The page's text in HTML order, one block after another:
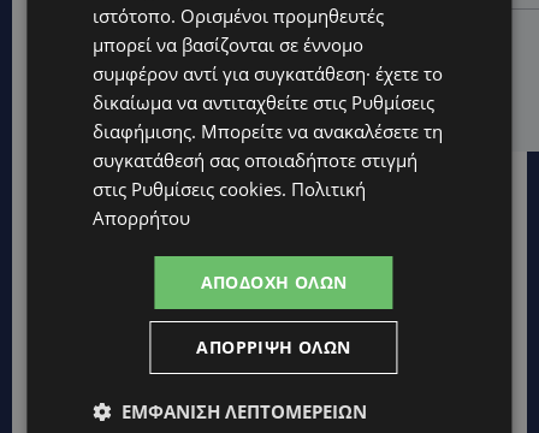
ΚΑΤΟΙΚΙΔΙΑ
ΠΑΓΚΟΣΜΙΑ ΗΜΕΡΑ ΓΑΤΑΣ: Χιλιάδες στην Κύπρο,
καθεμία μοναδική – Το χαδιάρικο τετράποδο με τη
ματιά που λιώνει καρδιές
ιστότοπο. Ορισμένοι προμηθευτές
μπορεί να βασίζονται σε έννομο
συμφέρον αντί για συγκατάθεση· έχετε το
δικαίωμα να αντιταχθείτε στις Ρυθμίσεις
διαφήμισης. Μπορείτε να ανακαλέσετε τη
συγκατάθεσή σας οποιαδήποτε στιγμή
στις Ρυθμίσεις cookies. Πολιτική
Απορρήτου
ΑΠΟΔΟΧΉ ΌΛΩΝ
ΑΠΌΡΡΙΨΗ ΌΛΩΝ
ΕΜΦΆΝΙΣΗ ΛΕΠΤΟΜΕΡΕΙΏΝ